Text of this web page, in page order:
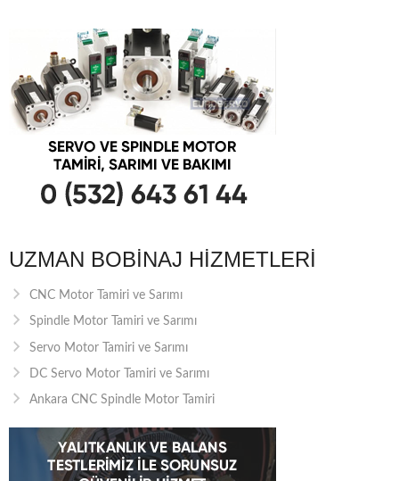
NAVIGATION
UZMAN BOBINAJ HIZMETLERI
CNC Motor Tamiri ve Sarımı
Spindle Motor Tamiri ve Sarımı
Servo Motor Tamiri ve Sarımı
DC Servo Motor Tamiri ve Sarımı
Ankara CNC Spindle Motor Tamiri